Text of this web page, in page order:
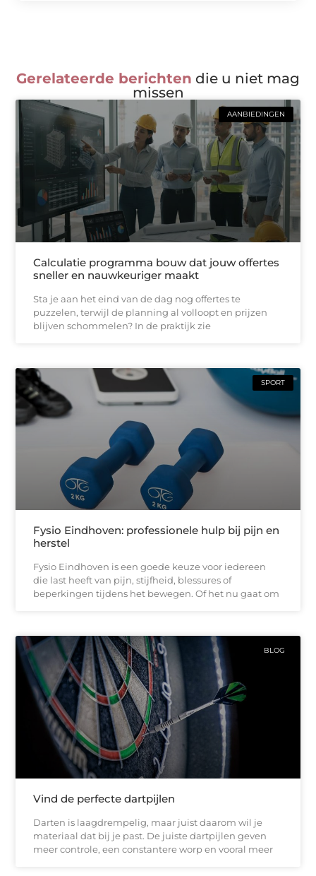
Gerelateerde berichten die u niet mag
missen
AANBIEDINGEN
Calculatie programma bouw dat jouw offertes
sneller en nauwkeuriger maakt
Sta je aan het eind van de dag nog offertes te
puzzelen, terwijl de planning al volloopt en prijzen
blijven schommelen? In de praktijk zie
SPORT
Fysio Eindhoven: professionele hulp bij pijn en
herstel
Fysio Eindhoven is een goede keuze voor iedereen
die last heeft van pijn, stijfheid, blessures of
beperkingen tijdens het bewegen. Of het nu gaat om
BLOG
Vind de perfecte dartpijlen
Darten is laagdrempelig, maar juist daarom wil je
materiaal dat bij je past. De juiste dartpijlen geven
meer controle, een constantere worp en vooral meer